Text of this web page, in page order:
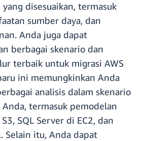
disesuaikan, termasuk
sumber daya, dan
Anda juga dapat
berbagai skenario dan
terbaik untuk migrasi AWS
ini memungkinkan Anda
analisis dalam skenario
Anda, termasuk pemodelan
S3, SQL Server di EC2, dan
Selain itu, Anda dapat